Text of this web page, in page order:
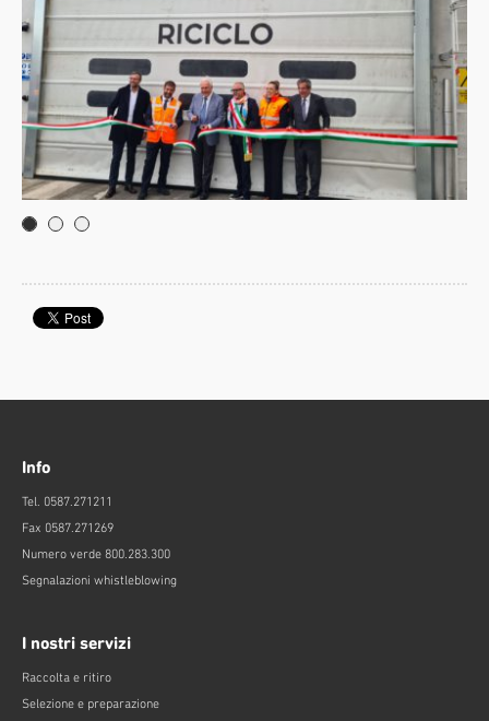
Info
Tel. 0587.271211
Fax 0587.271269
Numero verde 800.283.300
Segnalazioni whistleblowing
I nostri servizi
Raccolta e ritiro
Selezione e preparazione